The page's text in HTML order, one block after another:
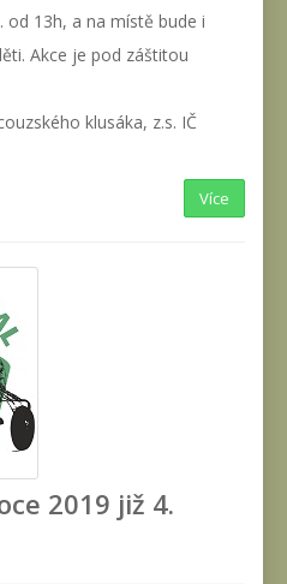
13h, a na místě bude i
Akce je pod záštitou
klusáka, z.s. IČ
Více
2019 již 4.